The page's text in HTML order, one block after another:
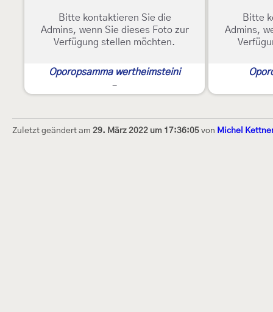
Bitte kontaktieren Sie die
Admins, wenn Sie dieses Foto zur
Verfügung stellen möchten.
Oporopsamma wertheimsteini
-
Bitte
Admins,
Zuletzt geändert am 29. März 2022 um 17:36:05 von Michel